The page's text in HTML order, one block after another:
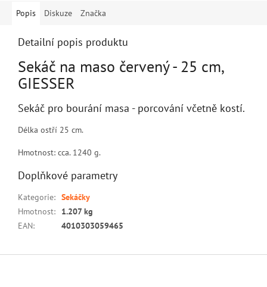
Popis Diskuze Značka
Detailní popis produktu
Sekáč na maso červený - 25 cm,
GIESSER
Sekáč pro bourání masa - porcování včetně kostí.
Délka ostří 25 cm.
Hmotnost: cca. 1240 g.
Doplňkové parametry
Kategorie: Sekáčky
Hmotnost:
1.207 kg
EAN: 4010303059465